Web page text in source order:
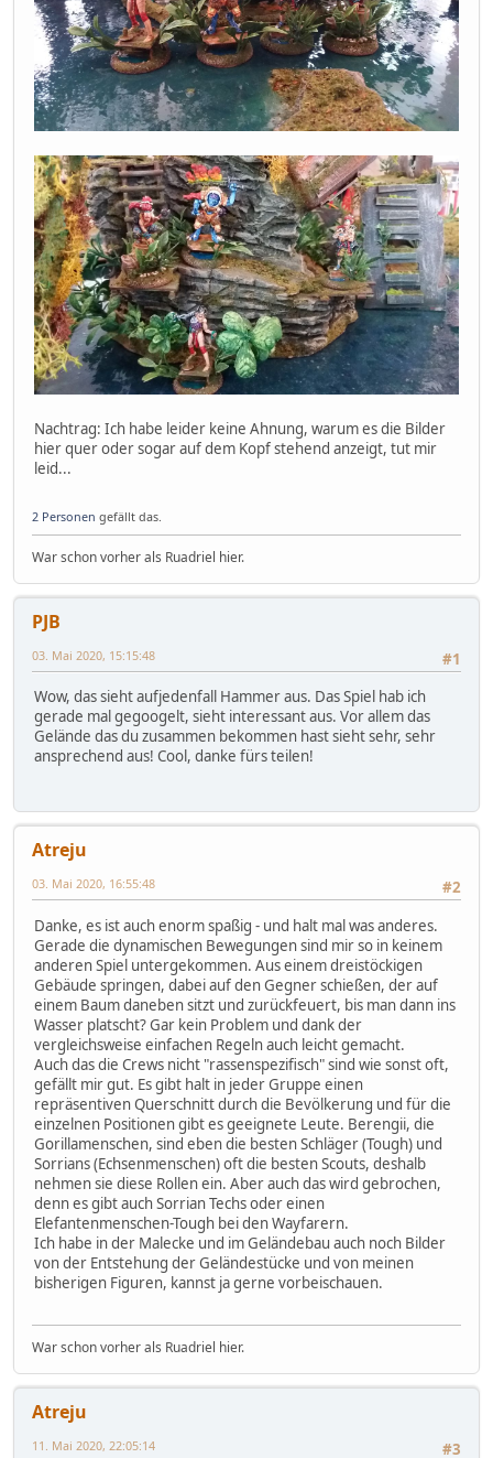
Nachtrag: Ich habe leider keine Ahnung, warum es die Bilder
hier quer oder sogar auf dem Kopf stehend anzeigt, tut mir
leid...
2 Personen gefällt das.
War schon vorher als Ruadriel hier.
PJB
#1
03. Mai 2020, 15:15:48
Wow, das sieht aufjedenfall Hammer aus. Das Spiel hab ich
gerade mal gegoogelt, sieht interessant aus. Vor allem das
Gelände das du zusammen bekommen hast sieht sehr, sehr
ansprechend aus! Cool, danke fürs teilen!
Atreju
#2
03. Mai 2020, 16:55:48
Danke, es ist auch enorm spaßig - und halt mal was anderes.
Gerade die dynamischen Bewegungen sind mir so in keinem
anderen Spiel untergekommen. Aus einem dreistöckigen
Gebäude springen, dabei auf den Gegner schießen, der auf
einem Baum daneben sitzt und zurückfeuert, bis man dann ins
Wasser platscht? Gar kein Problem und dank der
vergleichsweise einfachen Regeln auch leicht gemacht.
Auch das die Crews nicht "rassenspezifisch" sind wie sonst oft,
gefällt mir gut. Es gibt halt in jeder Gruppe einen
repräsentiven Querschnitt durch die Bevölkerung und für die
einzelnen Positionen gibt es geeignete Leute. Berengii, die
Gorillamenschen, sind eben die besten Schläger (Tough) und
Sorrians (Echsenmenschen) oft die besten Scouts, deshalb
nehmen sie diese Rollen ein. Aber auch das wird gebrochen,
denn es gibt auch Sorrian Techs oder einen
Elefantenmenschen-Tough bei den Wayfarern.
Ich habe in der Malecke und im Geländebau auch noch Bilder
von der Entstehung der Geländestücke und von meinen
bisherigen Figuren, kannst ja gerne vorbeischauen.
War schon vorher als Ruadriel hier.
Atreju
#3
11. Mai 2020, 22:05:14